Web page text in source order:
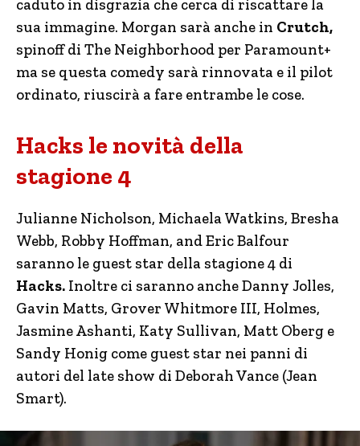
caduto in disgrazia che cerca di riscattare la
sua immagine. Morgan sarà anche in Crutch,
spinoff di The Neighborhood per Paramount+
ma se questa comedy sarà rinnovata e il pilot
ordinato, riuscirà a fare entrambe le cose.
Hacks le novità della
stagione 4
Julianne Nicholson, Michaela Watkins, Bresha
Webb, Robby Hoffman, and Eric Balfour
saranno le guest star della stagione 4 di
Hacks. Inoltre ci saranno anche Danny Jolles,
Gavin Matts, Grover Whitmore III, Holmes,
Jasmine Ashanti, Katy Sullivan, Matt Oberg e
Sandy Honig come guest star nei panni di
autori del late show di Deborah Vance (Jean
Smart).